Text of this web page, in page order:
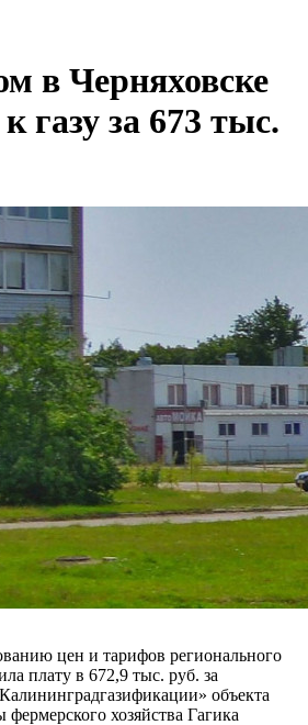
в Черняховске
газу за 673 тыс.
цен и тарифов регионального
плату в 672,9 тыс. руб. за
объекта
фермерского хозяйства Гагика